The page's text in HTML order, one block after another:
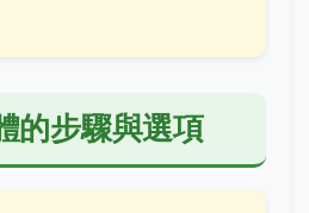
的步驟與選項